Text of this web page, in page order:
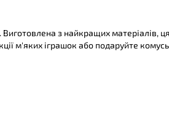
з найкращих матеріалів,
м'яких іграшок або подаруйте комусь